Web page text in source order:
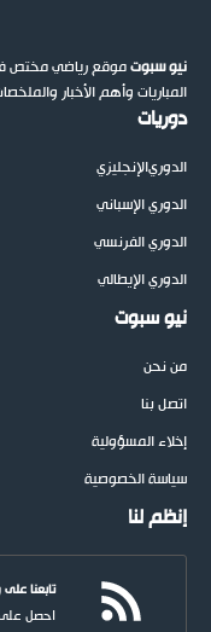
نيو سبوتموقع رياضي مختص
المباريات وأهم الأخبار
دوريات
الدوريالإنجليزي
الدوري الإسباني
الدوري الفرنسي
الدوري الإيطالي
نيو سبوت
من نحن
اتصل بنا
إخلاء المسؤولية
سياسة الخصوصية
إنظم لنا
تابعنا
احصل على